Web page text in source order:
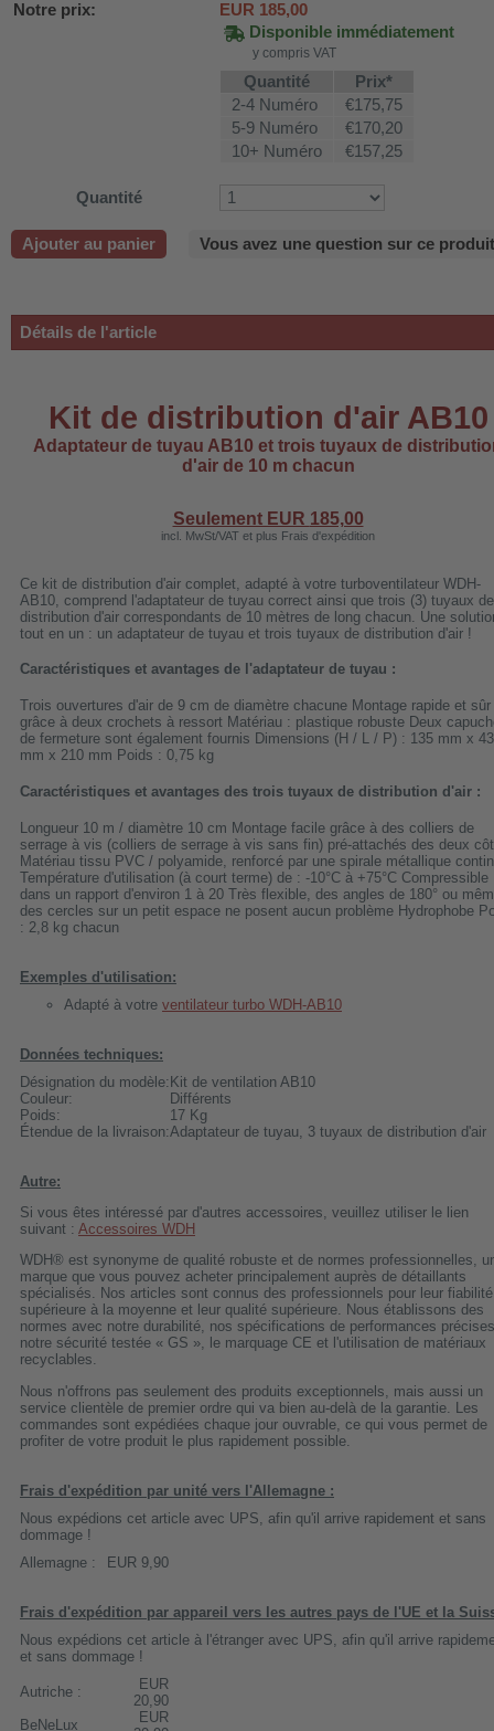
WDH-AP1212
et WDH-626L
AF500B
Notre prix: EUR 185,00
Disponible immédiatement
y compris VAT
Quantité
Prix*
2-4 Numéro
€175,75
5-9 Numéro
€170,20
10+ Numéro
€157,25
Quantité
Ajouter au panier Vous avez une question sur ce
Détails de l'article
Kit de distribution d'air AB10
Adaptateur de tuyau AB10 et trois tuyaux de
d'air de 10 m chacun
Seulement EUR 185,00
incl. MwSt/VAT et plus Frais d'expédition
Ce kit de distribution d'air complet, adapté à votre turboventilateur WDH-
AB10, comprend l'adaptateur de tuyau correct ainsi que trois (3) tuyaux de
distribution d'air correspondants de 10 mètres de long chacun. Une
tout en un : un adaptateur de tuyau et trois tuyaux de distribution d'air !
Caractéristiques et avantages de l'adaptateur de tuyau :
Trois ouvertures d'air de 9 cm de diamètre chacune Montage rapide et sûr
grâce à deux crochets à ressort Matériau : plastique robuste Deux
de fermeture sont également fournis Dimensions (H / L / P) : 135 mm x
mm x 210 mm Poids : 0,75 kg
Caractéristiques et avantages des trois tuyaux de distribution d'air :
Longueur 10 m / diamètre 10 cm Montage facile grâce à des colliers de
serrage à vis (colliers de serrage à vis sans fin) pré-attachés des deux
Matériau tissu PVC / polyamide, renforcé par une spirale métallique
Température d'utilisation (à court terme) de : -10°C à +75°C Compressible
dans un rapport d'environ 1 à 20 Très flexible, des angles de 180° ou
des cercles sur un petit espace ne posent aucun problème Hydrophobe
: 2,8 kg chacun
Exemples d'utilisation:
Adapté à votre ventilateur turbo WDH-AB10
Données techniques:
Désignation du modèle:Kit de ventilation AB10
Couleur:
Différents
Poids:
17 Kg
Étendue de la livraison:Adaptateur de tuyau, 3 tuyaux de distribution d'air
Autre:
Si vous êtes intéressé par d'autres accessoires, veuillez utiliser le lien
suivant : Accessoires WDH
WDH® est synonyme de qualité robuste et de normes professionnelles,
marque que vous pouvez acheter principalement auprès de détaillants
spécialisés. Nos articles sont connus des professionnels pour leur fiabilité
supérieure à la moyenne et leur qualité supérieure. Nous établissons des
normes avec notre durabilité, nos spécifications de performances
notre sécurité testée « GS », le marquage CE et l'utilisation de matériaux
recyclables.
Nous n'offrons pas seulement des produits exceptionnels, mais aussi un
service clientèle de premier ordre qui va bien au-delà de la garantie. Les
commandes sont expédiées chaque jour ouvrable, ce qui vous permet de
profiter de votre produit le plus rapidement possible.
Frais d'expédition par unité vers l'Allemagne :
Nous expédions cet article avec UPS, afin qu'il arrive rapidement et sans
dommage !
Allemagne :
EUR 9,90
Frais d'expédition par appareil vers les autres pays de l'UE et la
Nous expédions cet article à l'étranger avec UPS, afin qu'il arrive
et sans dommage !
Autriche :
EUR
20,90
BeNeLux
EUR